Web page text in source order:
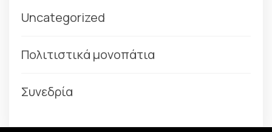
Uncategorized
Πολιτιστικά μονοπάτια
Συνεδρία